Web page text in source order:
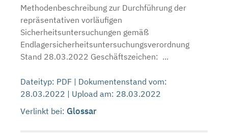
Methodenbeschreibung zur Durchführung der
repräsentativen vorläufigen
Sicherheitsuntersuchungen gemäß
Endlagersicherheitsuntersuchungsverordnung
Stand 28.03.2022 Geschäftszeichen: ...
Dateityp: PDF | Dokumentenstand vom:
28.03.2022 | Upload am: 28.03.2022
Verlinkt bei: Glossar